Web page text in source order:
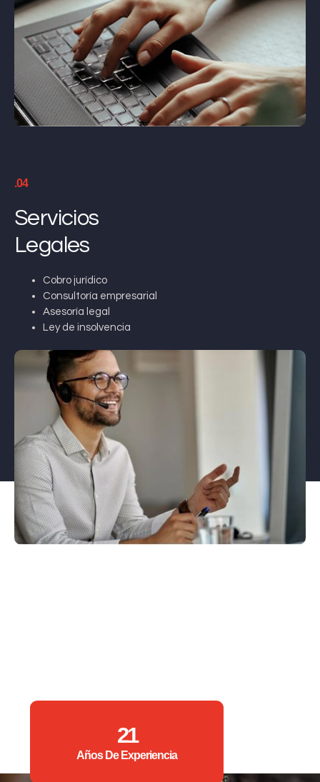
.04
Servicios
Legales
Cobro jurídico
Consultoría empresarial
Asesoría legal
Ley de insolvencia
21
Años De Experiencia